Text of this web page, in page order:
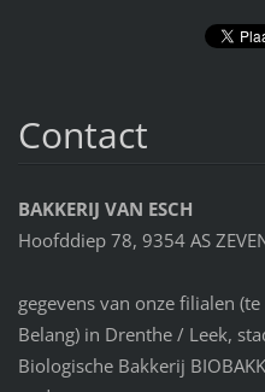
Contact
BAKKERIJ VAN ESCH
Hoofddiep 78, 9354 AS
gegevens van onze filialen
Belang) in Drenthe / Leek,
Biologische Bakkerij